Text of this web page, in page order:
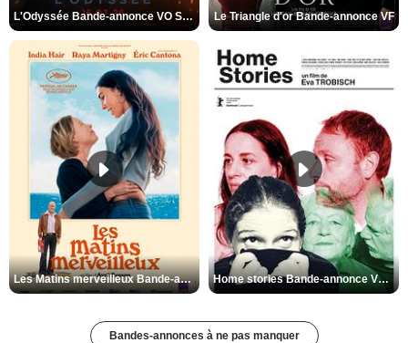
L'Odyssée Bande-annonce VO STFR Le Triangle d'or Bande-annonce VF
Les Matins merveilleux Bande-annonce VF Home stories Bande-annonce VO STFR
Bandes-annonces à ne pas manquer